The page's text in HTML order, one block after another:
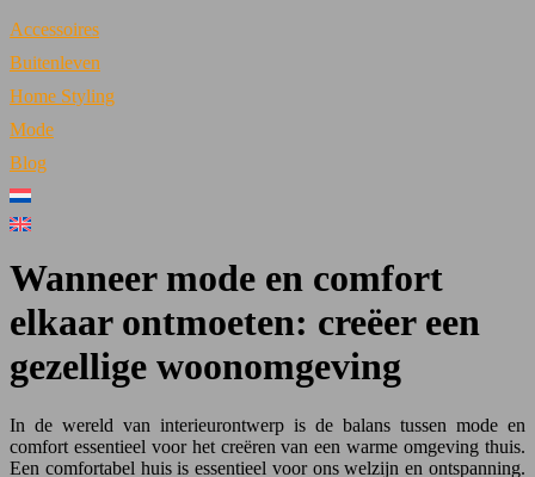
Accessoires
Buitenleven
Home Styling
Mode
Blog
Wanneer mode en comfort
elkaar ontmoeten: creëer een
gezellige woonomgeving
In de wereld van interieurontwerp is de balans tussen mode en
comfort essentieel voor het creëren van een warme omgeving thuis.
Een comfortabel huis is essentieel voor ons welzijn en ontspanning.